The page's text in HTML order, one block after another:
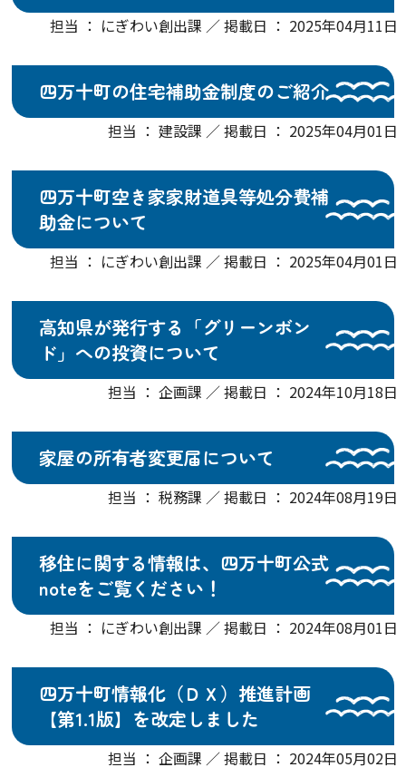
担当 ： にぎわい創出課 ／ 掲載日 ： 2025年04月11日
四万十町の住宅補助金制度のご紹介
担当 ： 建設課 ／ 掲載日 ： 2025年04月01日
四万十町空き家家財道具等処分費補
助金について
担当 ： にぎわい創出課 ／ 掲載日 ： 2025年04月01日
高知県が発行する「グリーンボン
ド」への投資について
担当 ： 企画課 ／ 掲載日 ： 2024年10月18日
家屋の所有者変更届について
担当 ： 税務課 ／ 掲載日 ： 2024年08月19日
移住に関する情報は、四万十町公式
noteをご覧ください！
担当 ： にぎわい創出課 ／ 掲載日 ： 2024年08月01日
四万十町情報化（ＤＸ）推進計画
【第1.1版】を改定しました
担当 ： 企画課 ／ 掲載日 ： 2024年05月02日